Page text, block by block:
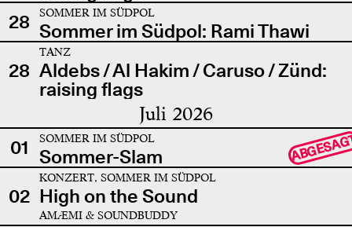
28
SOMMER IM SÜDPOL
Sommer im Südpol: Rami Thawi
28
TANZ
Aldebs / Al Hakim / Caruso / Zünd:
raising flags
Juli 2026
01 SOMMER IM SÜDPOL
Sommer-Slam
02
KONZERT, SOMMER IM SÜDPOL
High on the Sound
AMÆMI & SOUNDBUDDY